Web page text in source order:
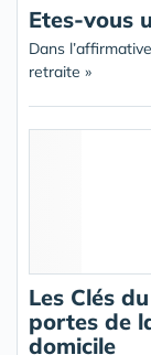
Etes-vous
Dans
retraite »
Les Clés
portes de
domicile